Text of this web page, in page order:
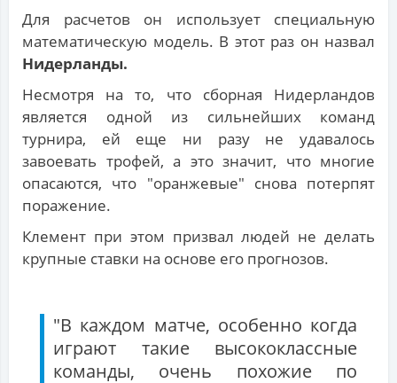
Для расчетов он использует специальную
математическую модель. В этот раз он назвал
Нидерланды.
Несмотря на то, что сборная Нидерландов
является одной из сильнейших команд
турнира, ей еще ни разу не удавалось
завоевать трофей, а это значит, что многие
опасаются, что "оранжевые" снова потерпят
поражение.
Клемент при этом призвал людей не делать
крупные ставки на основе его прогнозов.
"В каждом матче, особенно когда
играют такие высококлассные
команды, очень похожие по